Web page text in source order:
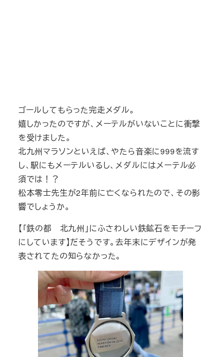
ゴールしてもらった完走メダル。
嬉しかったのですが、メーテルがいないことに衝撃
を受けました。
北九州マラソンといえば、やたら音楽に999を流す
し、駅にもメーテルいるし、メダルにはメーテル必
須では！？
松本零士先生が2年前に亡くなられたので、その影
響でしょうか。
【「鉄の都 北九州」にふさわしい鉄鉱石をモチーフ
にしています】だそうです。去年末にデザインが発
表されてたの知らなかった。